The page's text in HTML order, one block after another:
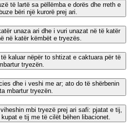
të lartë sa pëllëmba e dorës dhe rreth e
bëri një kurorë prej ari.
unaza ari dhe i vuri unazat në të katër
në katër këmbët e tryezës.
kaluar nëpër to shtizat e caktuara për të
tryezën.
dhe i veshi me ar; ato do të shërbenin
mbartur tryezën.
mbi tryezë prej ari safi: pjatat e tij,
e tij me të cilët bëhen libacionet.